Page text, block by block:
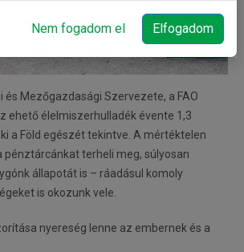
és Mezőgazdasági Szervezete, a FAO
ehető élelmiszerhulladék évente 1,3
a Föld egészét tekintve. A mértéktelen
pénztárcánkat terheli meg, súlyosan
állapotát is – ráadásul komoly
is okozunk vele.
nyereség lenne az embernek és a
Nem fogadom el Elfogadom